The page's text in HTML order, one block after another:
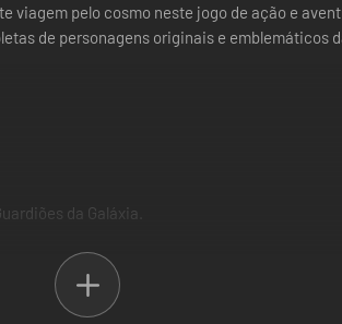
pelo cosmo neste jogo de ação e
de personagens originais e emblemáticos
da Galáxia.
pelo espaço.